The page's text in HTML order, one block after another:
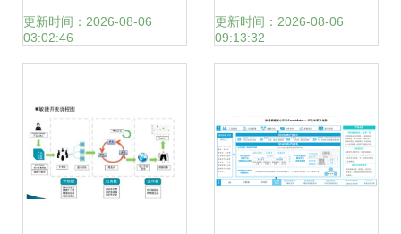
究数据分析报告
更新时间：2026-08-06
03:02:46
据孤岛到智能驱动
更新时间：2026-08-06
09:13:32